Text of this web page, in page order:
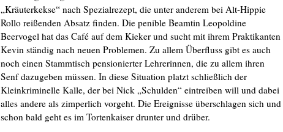
„Kräuterkekse“ nach Spezialrezept, die unter anderem bei Alt-Hippie
Rollo reißenden Absatz finden. Die penible Beamtin Leopoldine
Beervogel hat das Café auf dem Kieker und sucht mit ihrem Praktikanten
Kevin ständig nach neuen Problemen. Zu allem Überfluss gibt es auch
noch einen Stammtisch pensionierter Lehrerinnen, die zu allem ihren
Senf dazugeben müssen. In diese Situation platzt schließlich der
Kleinkriminelle Kalle, der bei Nick „Schulden“ eintreiben will und dabei
alles andere als zimperlich vorgeht. Die Ereignisse überschlagen sich und
schon bald geht es im Tortenkaiser drunter und drüber.